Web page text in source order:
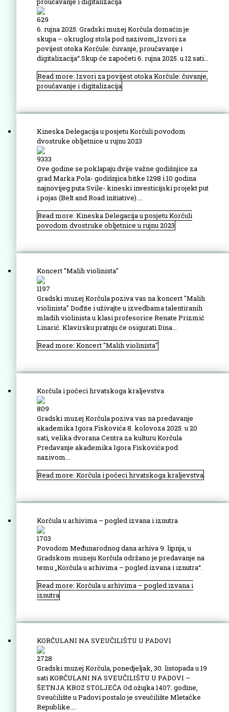
629
6. rujna 2025. Gradski muzej Korčula domaćin je
skupa – okruglog stola pod nazivom„Izvori za
povijest otoka Korčule: čuvanje, proučavanje i
digitalizacija“.Skup će započeti 6. rujna 2025. u 12 sati...
Read more: Izvori za povijest otoka Korčule: čuvanje,
proučavanje i digitalizacija
Kineska Delegacija u posjetu Korčuli povodom
dvostruke obljetnice u rujnu 2023
9333
Ove godine se poklapaju dvije važne godišnjice za
grad Marka Pola- godišnjica bitke 1298 i 10 godina
najnovijeg puta Svile- kineski investicijski projekt put
i pojas (Belt and Road initiative)....
Read more: Kineska Delegacija u posjetu Korčuli
povodom dvostruke obljetnice u rujnu 2023
Koncert "Malih violinista"
1197
Gradski muzej Korčula poziva vas na koncert "Malih
violinista" Dođite i uživajte u izvedbama talentiranih
mladih violinista u klasi profesorice Renate Prizmić
Linarić. Klavirsku pratnju će osigurati Dina...
Read more: Koncert "Malih violinista"
Korčula i počeci hrvatskoga kraljevstva
809
Gradski muzej Korčula poziva vas na predavanje
akademika Igora Fiskovića 8. kolovoza 2025. u 20
sati, velika dvorana Centra za kulturu Korčula
Predavanje akademika Igora Fiskovića pod
nazivom...
Read more: Korčula i počeci hrvatskoga kraljevstva
Korčula u arhivima – pogled izvana i iznutra
1703
Povodom Međunarodnog dana arhiva 9. lipnja, u
Gradskom muzeju Korčula održano je predavanje na
temu „Korčula u arhivima – pogled izvana i iznutra“.
Read more: Korčula u arhivima – pogled izvana i
iznutra
KORČULANI NA SVEUČILIŠTU U PADOVI
2728
Gradski muzej Korčula, ponedjeljak, 30. listopada u 19
sati KORČULANI NA SVEUČILIŠTU U PADOVI –
ŠETNJA KROZ STOLJEĆA Od ožujka 1407. godine,
Sveučilište u Padovi postalo je sveučilište Mletačke
Republike....